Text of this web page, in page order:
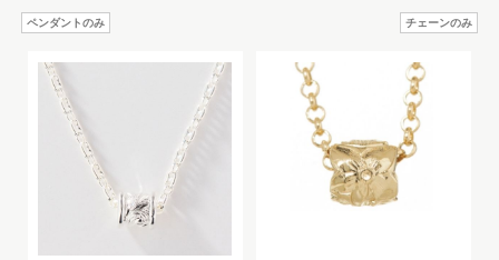
ペンダントのみ チェーンのみ